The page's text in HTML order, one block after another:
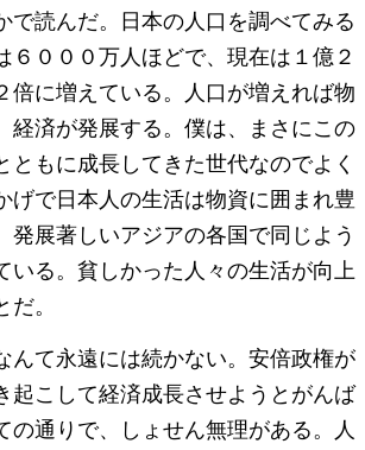
で読んだ。日本の人口を調べてみる
６０００万人ほどで、現在は１億２
倍に増えている。人口が増えれば物
経済が発展する。僕は、まさにこの
ともに成長してきた世代なのでよく
げで日本人の生活は物資に囲まれ豊
発展著しいアジアの各国で同じよう
いる。貧しかった人々の生活が向上
。
んて永遠には続かない。安倍政権が
起こして経済成長させようとがんば
の通りで、しょせん無理がある。人